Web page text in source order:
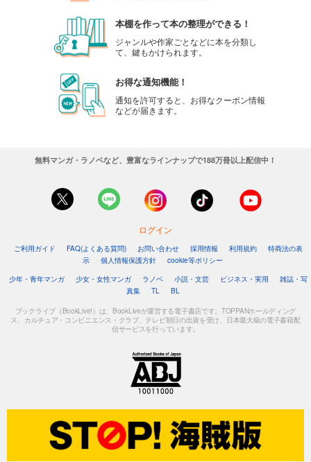
本棚を作って本の整理ができる！
ジャンルや作家ごとなどに本を分類し
て、鍵もかけられます。
お得な通知機能！
通知を許可すると、お得なクーポン情報
などが届きます。
無料マンガ・ラノベなど、豊富なラインナップで188万冊以上配信中！
ログイン
ご利用ガイド FAQ(よくある質問) お問い合わせ 採用情報 利用規約
特商法の表
示
個人情報保護方針
cookie等ポリシー
少年・青年マンガ
少女・女性マンガ ラノベ 小説・文芸 ビジネス・実用
雑誌・写
真集
TL BL
ブックライブ（BookLive!）は、BookLiveが運営する電子書店です。TOPPANホールディング
ス、カルチュア・コンビニエンス・クラブ、テレビ朝日の出資を受け、日本最大級の電子書籍配
信サービスを行っています。